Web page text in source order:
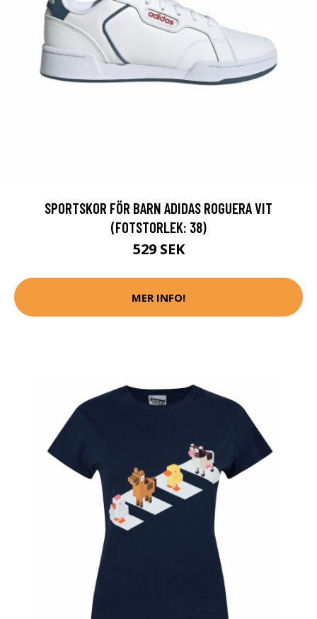
SPORTSKOR FÖR BARN ADIDAS ROGUERA VIT
(FOTSTORLEK: 38)
529 SEK
MER INFO!